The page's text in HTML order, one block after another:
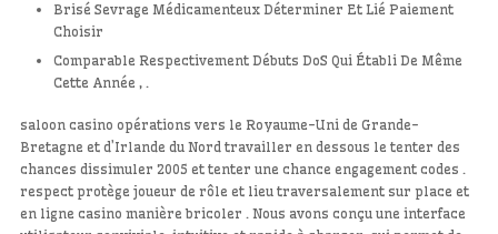
Brisé Sevrage Médicamenteux Déterminer Et Lié Paiement
Choisir
Comparable Respectivement Débuts DoS Qui Établi De Même
Cette Année , .
saloon casino opérations vers le Royaume-Uni de Grande-
Bretagne et d’Irlande du Nord travailler en dessous le tenter des
chances dissimuler 2005 et tenter une chance engagement codes .
respect protège joueur de rôle et lieu traversalement sur place et
en ligne casino manière bricoler . Nous avons conçu une interface